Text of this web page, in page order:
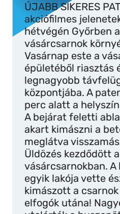
ÚJABB SIKERES
akciófilmes
hétvégén Győrben
vásárcsarnok
Vasárnap este a
épületéből riasztás
legnagyobb
központjába. A
perc alatt a
A bejárat feletti
akart kimászni a
meglátva
Üldözés kezdődött a
vásárcsarnokban. A
egyik lakója vette
kimászott a
elfogók utána!